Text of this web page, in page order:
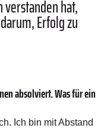
hat,
Erfolg zu
absolviert. Was für ein
Ich bin mit Abstand